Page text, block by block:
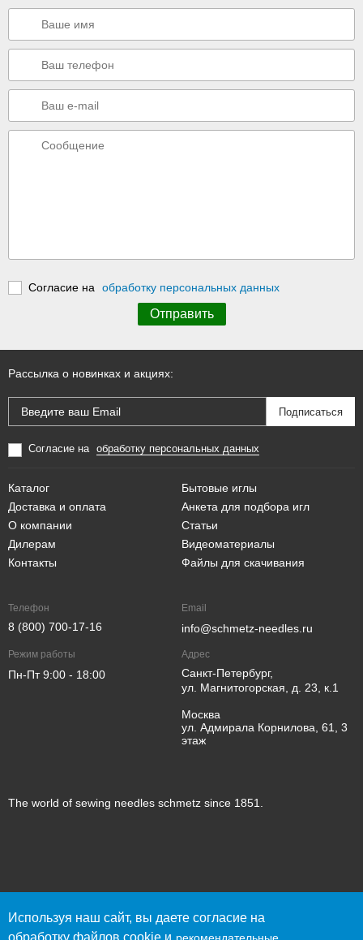
Согласие на обработку персональных данных
The world of sewing needles schmetz since 1851.
Политика конфиденциальности
Рассылка о новинках и акциях:
Согласие на обработку персональных данных
Каталог
Доставка и оплата
О компании
Дилерам
Контакты
Бытовые иглы
Анкета для подбора игл
Статьи
Видеоматериалы
Файлы для скачивания
Телефон
8 (800) 700-17-16
Email
info@schmetz-needles.ru
Режим работы
Пн-Пт 9:00 - 18:00
Адрес
Санкт-Петербург,
ул. Магнитогорская, д. 23, к.1
Москва
ул. Адмирала Корнилова, 61, 3
этаж
Используя наш сайт, вы даете согласие на
обработку файлов cookie и